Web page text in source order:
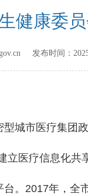
健康委
发布时间：
市医疗集团政
医疗信息化共
2017年，全市